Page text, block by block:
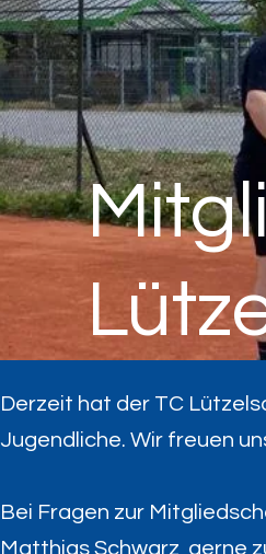
Derzeit hat der TC
Jugendliche. Wir freuen
Bei Fragen zur
Matthias Schwarz, gerne